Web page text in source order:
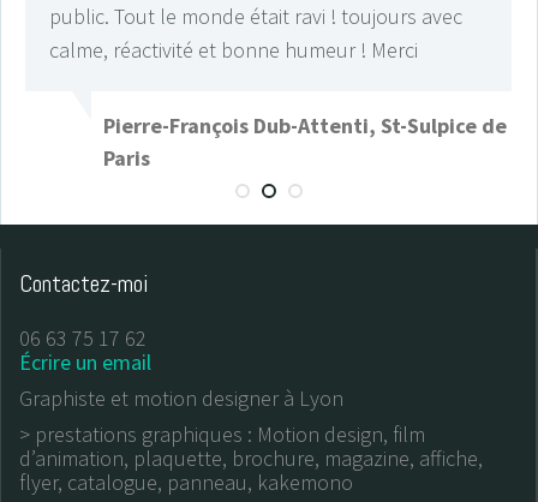
public. Tout le monde était ravi ! toujours avec
calme, réactivité et bonne humeur ! Merci
Pierre-François Dub-Attenti, St-Sulpice de
Paris
Contactez-moi
06 63 75 17 62
Écrire un email
Graphiste et motion designer à Lyon
> prestations graphiques : Motion design, film
d’animation, plaquette, brochure, magazine, affiche,
flyer, catalogue, panneau, kakemono